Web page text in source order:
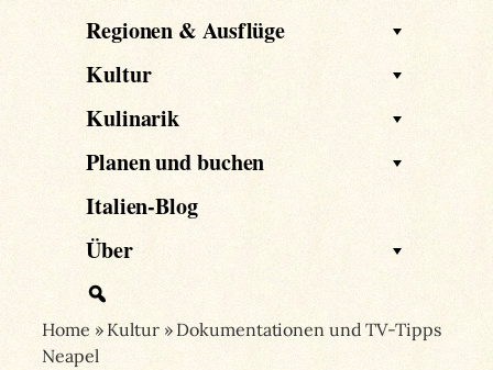
Regionen & Ausflüge
Kultur
Kulinarik
Planen und buchen
Italien-Blog
Über
Home » Kultur» Dokumentationen und TV-Tipps
Neapel